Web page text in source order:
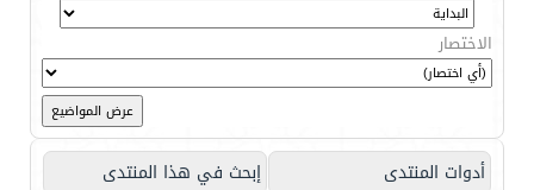
الاختصار
أدوات المنتدى إبحث في هذا المنتدى